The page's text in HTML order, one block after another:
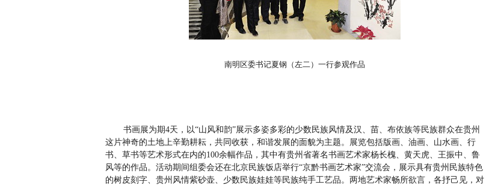
南明区委书记夏钢（左二）一行参观作品
书画展为期4天，以“山风和韵”展示多姿多彩的少数民族风情及汉、苗、布依族等民族群众在贵州
这片神奇的土地上辛勤耕耘，共同收获，和谐发展的面貌为主题。展览包括版画、油画、山水画、行
书、草书等艺术形式在内的100余幅作品，其中有贵州省著名书画艺术家杨长槐、黄天虎、王振中、鲁
风等的作品。活动期间组委会还在北京民族饭店举行“京黔书画艺术家”交流会，展示具有贵州民族特色
的树皮刻字、贵州风情紫砂壶、少数民族娃娃等民族纯手工艺品。两地艺术家畅所欲言，各抒己见，对